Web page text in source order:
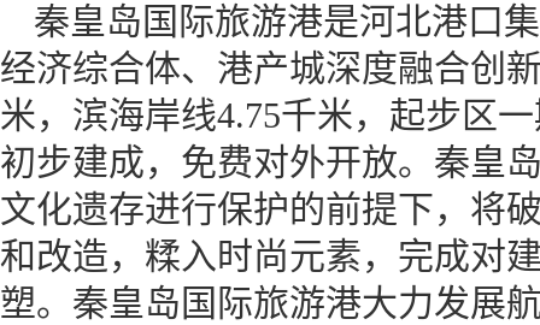
秦皇岛国际旅游港是河北港口
经济综合体、港产城深度融合创
米，滨海岸线4.75千米，起步区
初步建成，免费对外开放。秦皇
文化遗存进行保护的前提下，将
和改造，糅入时尚元素，完成对
塑。秦皇岛国际旅游港大力发展